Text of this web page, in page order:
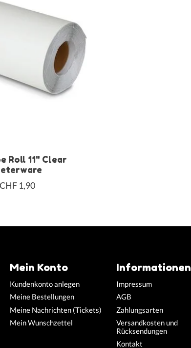
Roll 11" Clear
CHF 1,90
Mein Konto
Kundenkonto anlegen
Meine Bestellungen
Meine Nachrichten (Tickets)
Mein Wunschzettel
Informationen
Impressum
AGB
Zahlungsarten
Versandkosten und
Rücksendungen
Kontakt